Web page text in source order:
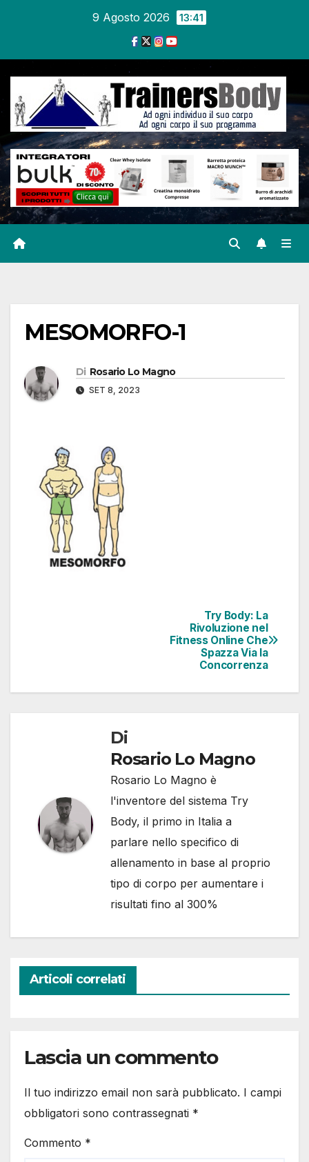
9 Agosto 2026 13:41
MESOMORFO-1
Di Rosario Lo Magno
SET 8, 2023
Try Body: La
Rivoluzione nel
Fitness Online Che
Spazza Via la
Concorrenza
Di
Rosario Lo Magno
Rosario Lo Magno è
l'inventore del sistema Try
Body, il primo in Italia a
parlare nello specifico di
allenamento in base al proprio
tipo di corpo per aumentare i
risultati fino al 300%
Articoli correlati
Lascia un commento
Il tuo indirizzo email non sarà pubblicato. I campi
obbligatori sono contrassegnati *
Commento *